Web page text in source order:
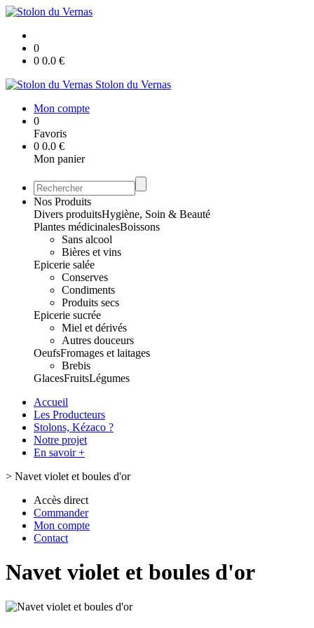
0
0 0.0 €
Stolon du Vernas
Mon compte
0
Favoris
0 0.0 €
Mon panier
Nos Produits
Divers produitsHygiène, Soin & Beauté
Plantes médicinalesBoissons
Sans alcool
Bières et vins
Epicerie salée
Conserves
Condiments
Produits secs
Epicerie sucrée
Miel et dérivés
Autres douceurs
OeufsFromages et laitages
Brebis
GlacesFruitsLégumes
Accueil
Les Producteurs
Stolons, Kézaco ?
Notre projet
En savoir +
> Navet violet et boules d'or
Accès direct
Commander
Mon compte
Contact
Navet violet et boules d'or